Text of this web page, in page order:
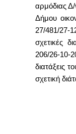
αρμόδιας
Δήμου
27/481/
σχετικές
206/26-10-
διατάξεις
σχετική